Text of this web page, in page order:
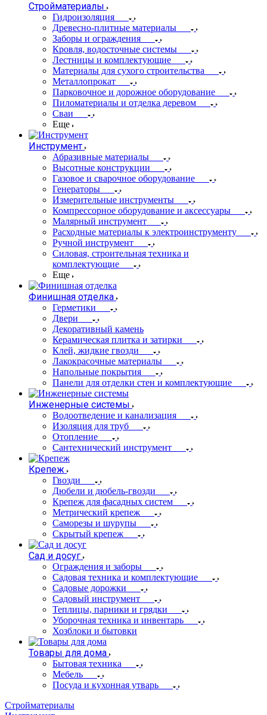
Стройматериалы
Гидроизоляция
Древесно-плитные материалы
Заборы и ограждения
Кровля, водосточные системы
Лестницы и комплектующие
Материалы для сухого строительства
Металлопрокат
Парковочное и дорожное оборудование
Пиломатериалы и отделка деревом
Сваи
Еще
Инструмент
Абразивные материалы
Высотные конструкции
Газовое и сварочное оборудование
Генераторы
Измерительные инструменты
Компрессорное оборудование и аксессуары
Малярный инструмент
Расходные материалы к электроинструменту
Ручной инструмент
Силовая, строительная техника и
комплектующие
Еще
Финишная отделка
Герметики
Двери
Декоративный камень
Керамическая плитка и затирки
Клей, жидкие гвозди
Лакокрасочные материалы
Напольные покрытия
Панели для отделки стен и комплектующие
Инженерные системы
Водоотведение и канализация
Изоляция для труб
Отопление
Сантехнический инструмент
Крепеж
Гвозди
Дюбели и дюбель-гвозди
Крепеж для фасадных систем
Метрический крепеж
Саморезы и шурупы
Скрытый крепеж
Сад и досуг
Ограждения и заборы
Садовая техника и комплектующие
Садовые дорожки
Садовый инструмент
Теплицы, парники и грядки
Уборочная техника и инвентарь
Хозблоки и бытовки
Товары для дома
Бытовая техника
Мебель
Посуда и кухонная утварь
Стройматериалы